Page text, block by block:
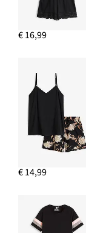
€ 16,99
€ 14,99